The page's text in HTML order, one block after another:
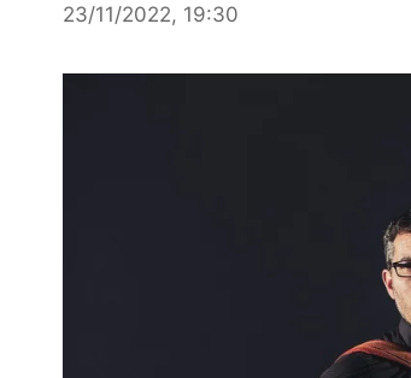
23/11/2022, 19:30